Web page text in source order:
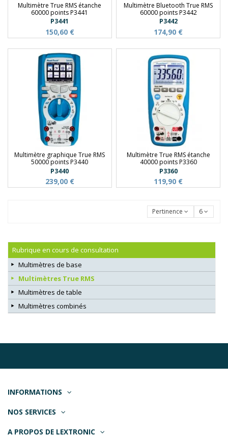
Multimètre True RMS étanche
60000 points P3441
P3441
150,60 €
Multimètre Bluetooth True RMS
60000 points P3442
P3442
174,90 €
Multimètre graphique True RMS
50000 points P3440
P3440
239,00 €
Multimètre True RMS étanche
40000 points P3360
P3360
119,90 €
Pertinence 6
Rubrique en cours de consultation
Multimètres de base
Multimètres True RMS
Multimètres de table
Multimètres combinés
INFORMATIONS
NOS SERVICES
A PROPOS DE LEXTRONIC